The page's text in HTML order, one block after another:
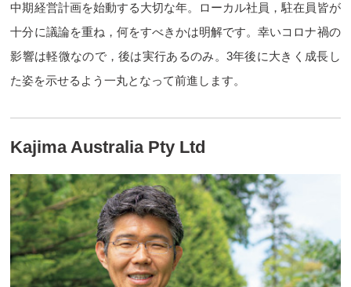
中期経営計画を始動する大切な年。ローカル社員，駐在員皆が
十分に議論を重ね，何をすべきかは明解です。幸いコロナ禍の
影響は軽微なので，後は実行あるのみ。3年後に大きく成長し
た姿を示せるよう一丸となって前進します。
Kajima Australia Pty Ltd